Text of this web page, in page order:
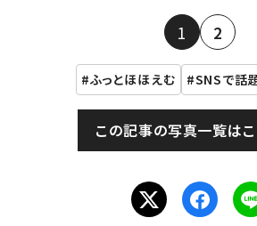
1 2
ふっとほほえむ SNSで話
この記事の写真一覧はこ